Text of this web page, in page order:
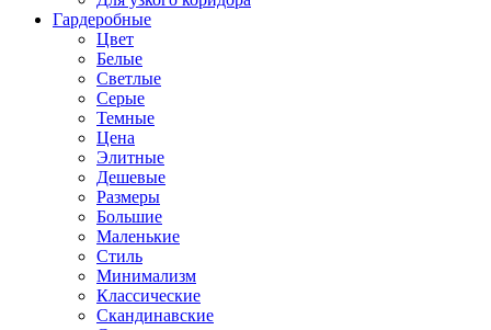
Гардеробные
Цвет
Белые
Светлые
Серые
Темные
Цена
Элитные
Дешевые
Размеры
Большие
Маленькие
Стиль
Минимализм
Классические
Скандинавские